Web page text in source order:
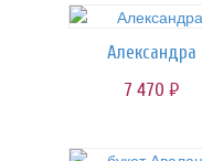
Александра
7 470 руб.